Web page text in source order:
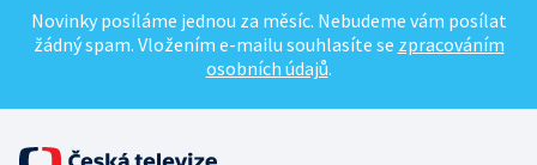
Novinky posíláme jednou za měsíc. Nebudeme vám posílat
žádný spam. Vložením e-mailu souhlasíte se zpracováním
osobních údajů.